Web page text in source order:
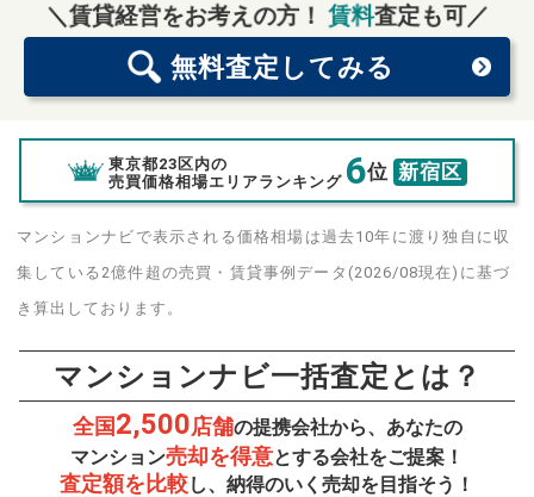
＼賃貸経営をお考えの方！ 賃料査定も可／
無料査定 してみる
東京都23区内の
売買価格相場エリアランキング 6位 新宿区
マンションナビで表示される価格相場は過去10年に渡り独自に収
集している2億件超の売買・賃貸事例データ(2026/08現在)に基づ
き算出しております。
マンションナビ一括査定とは？
全国2,500店舗の提携会社から、あなたの
マンション売却を得意とする会社をご提案！
査定額を比較し、納得のいく売却を目指そう！